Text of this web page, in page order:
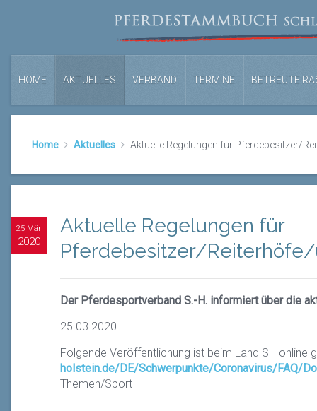
HOME AKTUELLES VERBAND TERMINE BETREUTE
Home Aktuelles Aktuelle Regelungen für Pferdebesitzer/
25 Mär
2020
Aktuelle Regelungen für
Pferdebesitzer/Reiterhöfe/
Der Pferdesportverband S.-H. informiert über die
25.03.2020
Folgende Veröffentlichung ist beim Land SH online
holstein.de/DE/Schwerpunkte/Coronavirus/FAQ/
Themen/Sport